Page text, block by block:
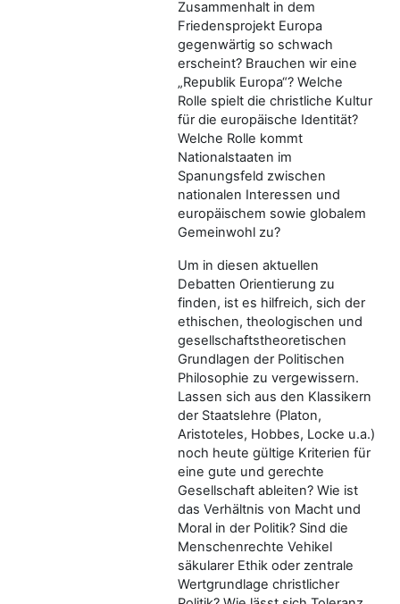
Zusammenhalt in dem
Friedensprojekt Europa
gegenwärtig so schwach
erscheint? Brauchen wir eine
„Republik Europa“? Welche
Rolle spielt die christliche Kultur
für die europäische Identität?
Welche Rolle kommt
Nationalstaaten im
Spanungsfeld zwischen
nationalen Interessen und
europäischem sowie globalem
Gemeinwohl zu?
Um in diesen aktuellen
Debatten Orientierung zu
finden, ist es hilfreich, sich der
ethischen, theologischen und
gesellschaftstheoretischen
Grundlagen der Politischen
Philosophie zu vergewissern.
Lassen sich aus den Klassikern
der Staatslehre (Platon,
Aristoteles, Hobbes, Locke u.a.)
noch heute gültige Kriterien für
eine gute und gerechte
Gesellschaft ableiten? Wie ist
das Verhältnis von Macht und
Moral in der Politik? Sind die
Menschenrechte Vehikel
säkularer Ethik oder zentrale
Wertgrundlage christlicher